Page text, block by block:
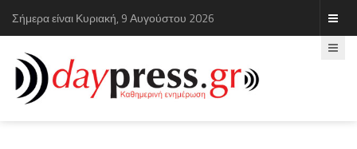
Σήμερα είναι Κυριακή, 9 Αυγούστου 2026